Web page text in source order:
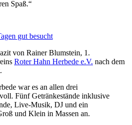
Spaß.“
von Rainer Blumstein, 1.
Roter Hahn Herbede e.V. nach dem
war es an allen drei
Fünf Getränkestände inklusive
Live-Musik, DJ und ein
und Klein in Massen an.